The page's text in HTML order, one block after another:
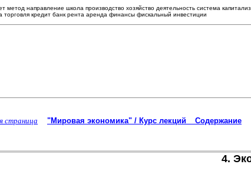
метод направление школа производство хозяйство деятельность система
торговля кредит банк рента аренда финансы фискальный инвестиции
страница "Мировая экономика" / Курс лекций _ Содержание
4.